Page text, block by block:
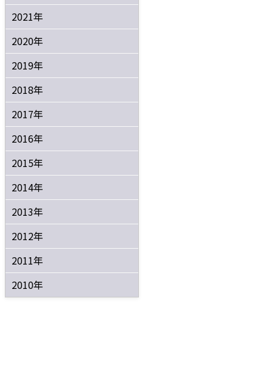
2021年
2020年
2019年
2018年
2017年
2016年
2015年
2014年
2013年
2012年
2011年
2010年